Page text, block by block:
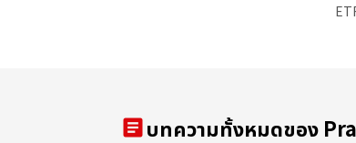
articleบทความทั้งหมดของ